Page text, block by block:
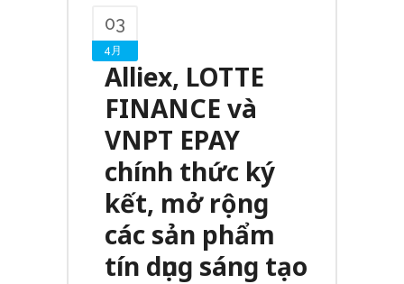
03
4月
Alliex, LOTTE
FINANCE và
VNPT EPAY
chính thức ký
kết, mở rộng
các sản phẩm
tín dụng sáng tạo